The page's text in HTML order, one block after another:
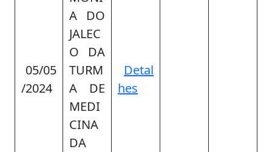
05/05
/2024
A DO
JALEC
O DA
TURM
A DE
MEDI
CINA
DA
Detal
hes